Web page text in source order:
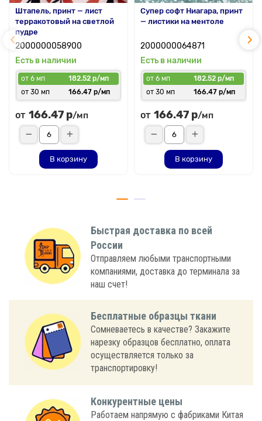
Штапель, принт — лист
терракотовый на светлой
пудре
2000000058900
Есть в наличии
от 6 мп
182.52 р/мп
от 30 мп
166.47 р/мп
от 166.47 р/мп
В корзину
Супер софт Ниагара, принт
— листики на ментоле
2000000064871
Есть в наличии
от 6 мп
182.52 р/мп
от 30 мп
166.47 р/мп
от 166.47 р/мп
В корзину
Быстрая доставка по всей
России
Отправляем любыми транспортными
компаниями, доставка до терминала за
наш счет!
Бесплатные образцы ткани
Сомневаетесь в качестве? Закажите
нарезку образцов бесплатно, оплата
осуществляется только за
транспортировку!
Конкурентные цены
Работаем напрямую с фабриками Китая